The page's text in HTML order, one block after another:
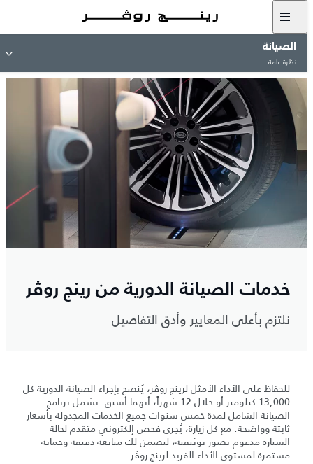
الصيانة
نظرة عامة
خدمات الصيانة الدورية من رينج روڤر
نلتزم بأعلى المعايير وأدق التفاصيل
للحفاظ على الأداء الأمثل لرينج روڤر، يُنصح بإجراء الصيانة الدورية كل
13,000 كيلومتر أو خلال 12 شهراً، أيهما أسبق. يشمل برنامج
الصيانة الشامل لمدة خمس سنوات جميع الخدمات المجدولة بأسعار
ثابتة وواضحة. مع كل زيارة، يُجرى فحص إلكتروني متقدم لحالة
السيارة مدعوم بصور توثيقية، ليضمن لك متابعة دقيقة وحماية
مستمرة لمستوى الأداء الفريد لرينج روڤر.